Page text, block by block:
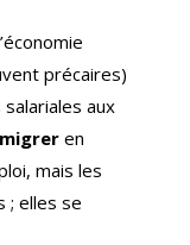
précaires)
aux
en
mais les
; elles se